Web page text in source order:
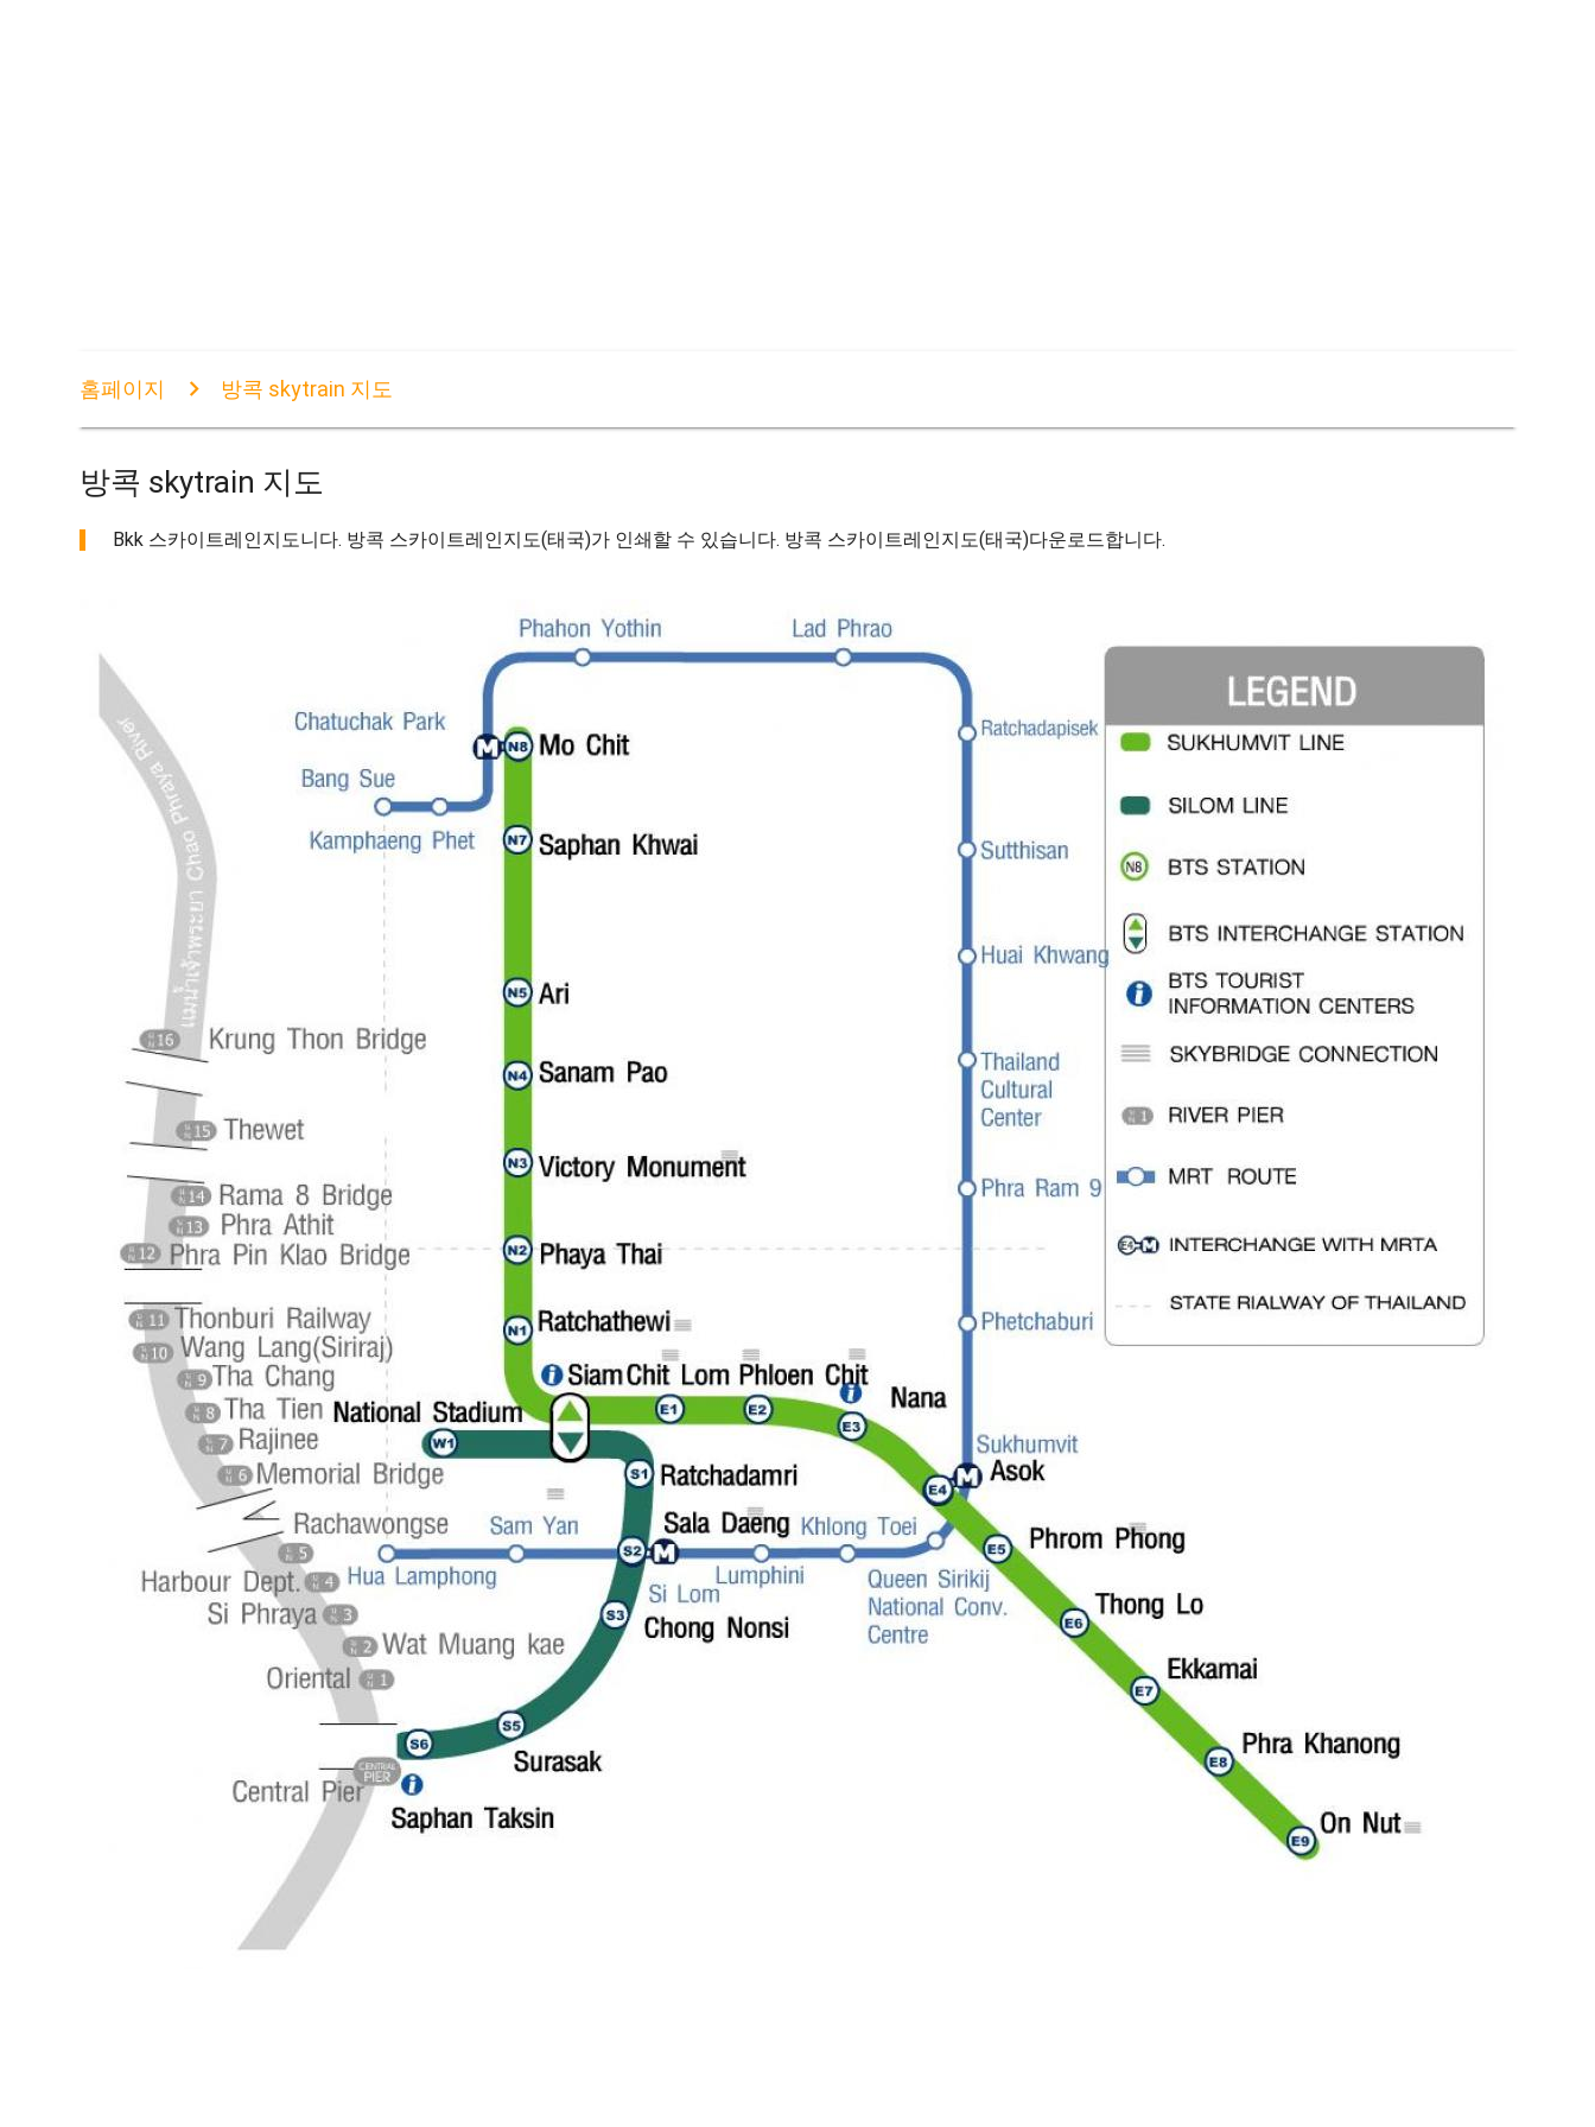
홈페이지 방콕 skytrain 지도
방콕 skytrain 지도
Bkk 스카이트레인지도니다. 방콕 스카이트레인지도(태국)가 인쇄할 수 있습니다. 방콕 스카이트레인지도(태국)다운로드합니다.